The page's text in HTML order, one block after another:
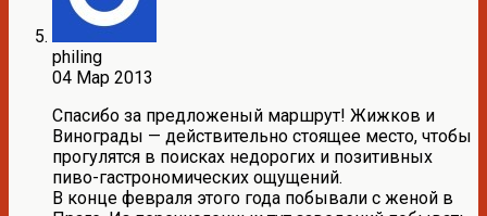
philing
04 Мар 2013
Спасибо за предложеный маршрут! Жижков и
Винограды — действительно стоящее место, чтобы
прогулятся в поисках недорогих и позитивных
пиво-гастрономических ощущений.
В конце февраля этого года побывали с женой в